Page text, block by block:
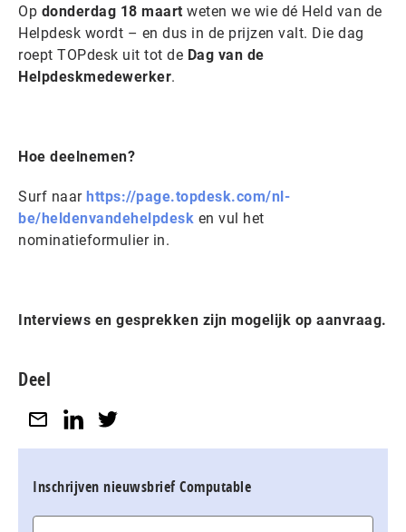
Op donderdag 18 maart weten we wie dé Held van de
Helpdesk wordt – en dus in de prijzen valt. Die dag
roept TOPdesk uit tot de Dag van de
Helpdeskmedewerker.
Hoe deelnemen?
Surf naar https://page.topdesk.com/nl-
be/heldenvandehelpdesk en vul het
nominatieformulier in.
Interviews en gesprekken zijn mogelijk op aanvraag.
Deel
Inschrijven nieuwsbrief Computable